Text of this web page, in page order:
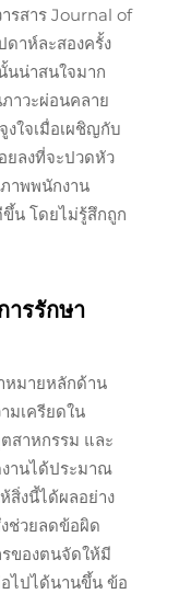
รสาร Journal of
าห์ละสองครั้ง
นน่าสนใจมาก
าวะผ่อนคลาย
ใจเมื่อเผชิญกับ
ยลงที่จะปวดหัว
าพพนักงาน
น โดยไม่รู้สึกถูก
รรักษา
หมายหลักด้าน
มเครียดใน
สาหกรรม และ
งานได้ประมาณ
สิ่งนี้ได้ผลอย่าง
ช่วยลดข้อผิด
ของตนจัดให้มี
ไปได้นานขึ้น ข้อ